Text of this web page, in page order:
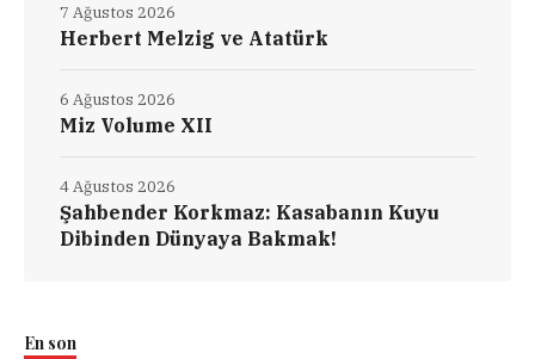
Herbert Melzig ve Atatürk
7 Ağustos 2026
Miz Volume XII
6 Ağustos 2026
Şahbender Korkmaz: Kasabanın Kuyu
Dibinden Dünyaya Bakmak!
4 Ağustos 2026
En son